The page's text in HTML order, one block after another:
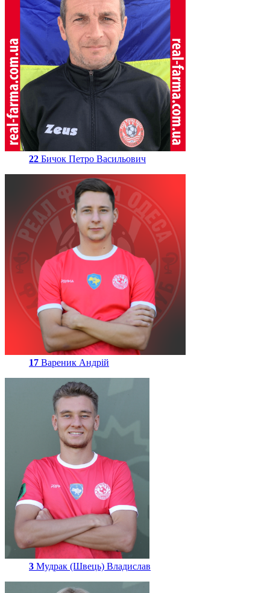
22 Бичок Петро Васильович
17 Вареник Андрій
3 Мудрак (Швець) Владислав